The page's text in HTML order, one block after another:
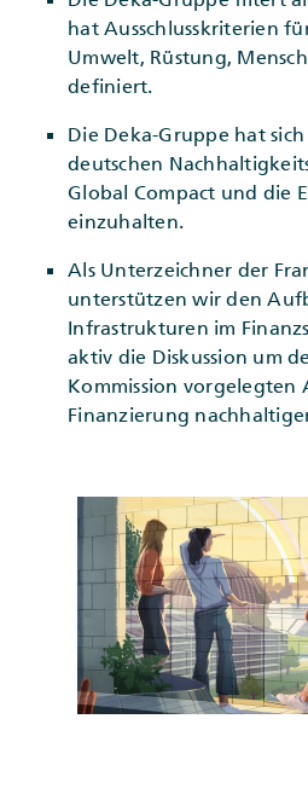
hat Ausschlusskriterien
Umwelt, Rüstung,
definiert.
Die Deka-Gruppe hat
deutschen
Global Compact und die
einzuhalten.
Als Unterzeichner der
unterstützen wir den
Infrastrukturen im
aktiv die Diskussion um
Kommission vorgelegten
Finanzierung